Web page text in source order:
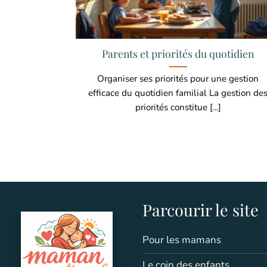
Parents et priorités du quotidien
Organiser ses priorités pour une gestion
efficace du quotidien familial La gestion des
priorités constitue [...]
Parcourir le site
Pour les mamans